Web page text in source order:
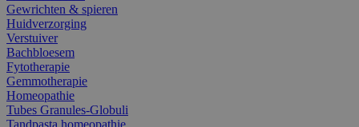
Gewrichten & spieren
Huidverzorging
Verstuiver
Bachbloesem
Fytotherapie
Gemmotherapie
Homeopathie
Tubes Granules-Globuli
Tandpasta homeopathie